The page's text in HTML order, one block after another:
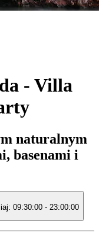
- Villa
naturalnym
basenami i
09:30:00 - 23:00:00